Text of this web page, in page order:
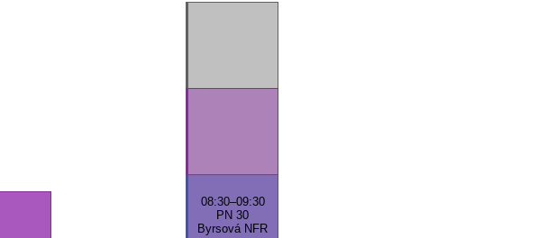
08:30–09:30
PN 30
Byrsová NFR